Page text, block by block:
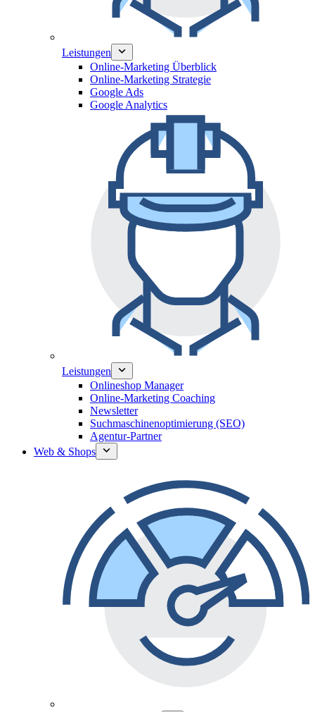
Leistungen
Online-Marketing Überblick
Online-Marketing Strategie
Google Ads
Google Analytics
Leistungen
Onlineshop Manager
Online-Marketing Coaching
Newsletter
Suchmaschinenoptimierung (SEO)
Agentur-Partner
Web & Shops